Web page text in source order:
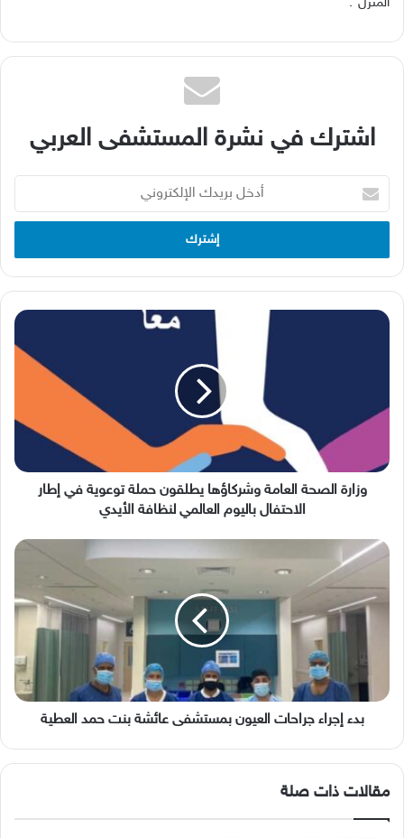
المنزل ”.
اشترك في نشرة المستشفى العربي
بريدك
الإلكتروني
وزارة
حملة
إطار
الاحتفال
لنظافة
وزارة الصحة العامة وشركاؤها يطلقون حملة توعوية في إطار
الاحتفال باليوم العالمي لنظافة الأيدي
بدء
جراحات
العيون
بمستشفى
العطية
بدء إجراء جراحات العيون بمستشفى عائشة بنت حمد العطية
مقالات ذات صلة